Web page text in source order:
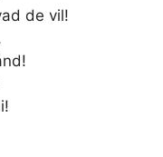
de vil!